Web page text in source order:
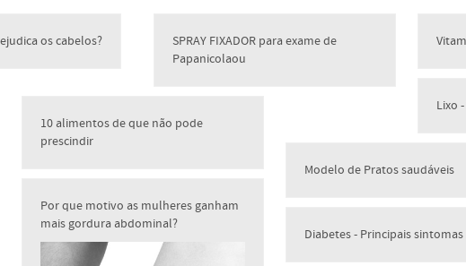
os cabelos?
SPRAY FIXADOR para exame de
Papanicolaou
Lixo
10 alimentos de que não pode
prescindir
Modelo de Pratos saudáveis
Por que motivo as mulheres ganham
mais gordura abdominal?
Diabetes - Principais sintomas